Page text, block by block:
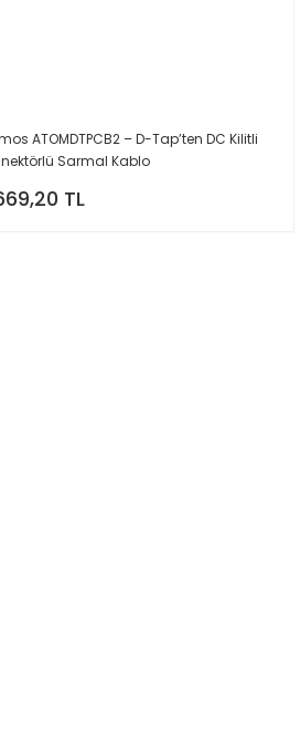
ATOMDTPCB2 – D-Tap’ten DC Kilitli
Sarmal Kablo
TL